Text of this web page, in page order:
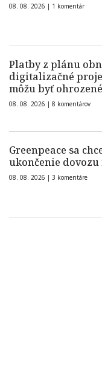
08. 08. 2026 | 1 komentár
Platby z plánu
digitalizačné
môžu byť
08. 08. 2026 | 8 komentárov
Greenpeace sa
ukončenie
08. 08. 2026 | 3 komentáre